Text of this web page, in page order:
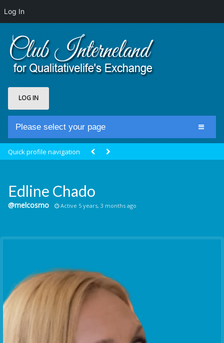
Log In
LOG IN
Please select your page
Groups
Communication Point
Meeting Point
The Yacht Club
Quick profile navigation
Edline Chado
@melcosmo Active 5 years, 3 months ago